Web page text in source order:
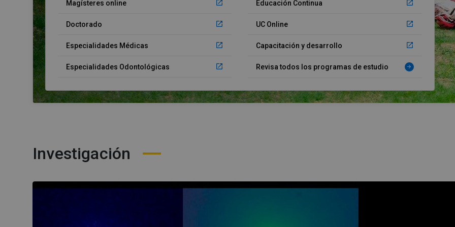
Magísteres online launch
Doctorado launch
Especialidades Médicas launch
Especialidades Odontológicas launch
Educación Continua launch
UC Online launch
Capacitación y desarrollo launch
Revisa todos los programas de estudio arrow_forward
Investigación